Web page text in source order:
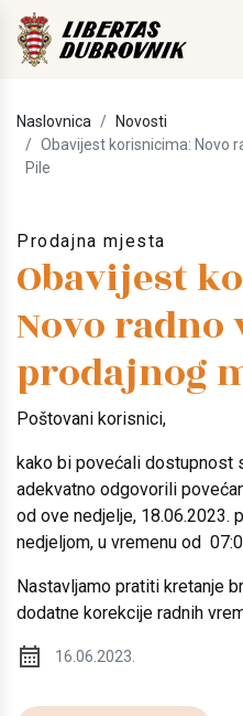
Naslovnica
Novosti
Obavijest korisnicima: Novo
Pile
Prodajna mjesta
Obavijest
Novo
prodajnog
Poštovani korisnici,
kako bi povećali dostupnost
adekvatno odgovorili
od ove nedjelje, 18.06.2023.
nedjeljom, u vremenu od
Nastavljamo pratiti kretanje
dodatne korekcije radnih
16.06.2023.